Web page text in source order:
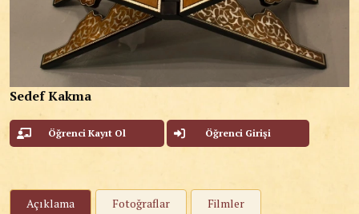
Sedef Kakma
Öğrenci Kayıt Ol Öğrenci Girişi
Açıklama Fotoğraflar Filmler